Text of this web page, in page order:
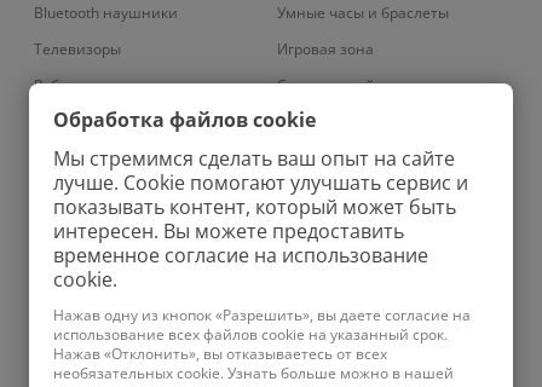
Bluetooth наушники
Телевизоры
Роботы-пылесосы
Умные кондиционеры
Вертикальные пылесосы
Роботы-мойщики окон
Колонки
Проекторы
Планшеты
Телефоны
Умные часы и браслеты
Игровая зона
Смарт-устройства
Умный дом
Аудио
Ирригаторы
Зубные щетки
Велосипеды
Бритвы
Ноутбуки
Обработка файлов cookie
Мы стремимся сделать ваш опыт на сайте
лучше. Cookie помогают улучшать сервис и
показывать контент, который может быть
интересен. Вы можете предоставить
временное согласие на использование
cookie.
Нажав одну из кнопок «Разрешить», вы даете согласие на
использование всех файлов cookie на указанный срок.
Нажав «Отклонить», вы отказываетесь от всех
необязательных cookie. Узнать больше можно в нашей